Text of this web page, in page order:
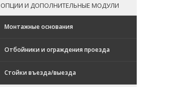
ОПЦИИ И ДОПОЛНИТЕЛЬНЫЕ МОДУЛИ
Монтажные основания
Отбойники и ограждения проезда
Стойки въезда/выезда